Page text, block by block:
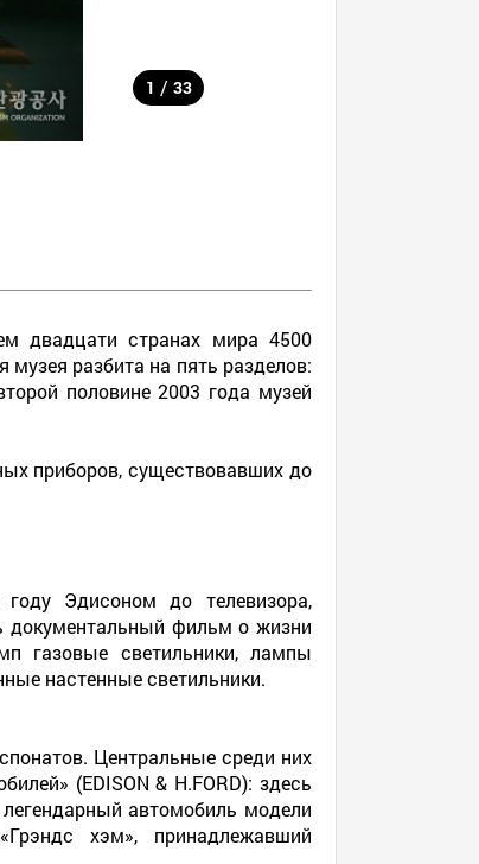
1 / 33
двадцати странах мира 4500
разбита на пять разделов:
половине 2003 года музей
приборов, существовавших до
Эдисоном до телевизора,
документальный фильм о жизни
газовые светильники, лампы
настенные светильники.
Центральные среди них
(EDISON & H.FORD): здесь
автомобиль модели
хэм», принадлежавший